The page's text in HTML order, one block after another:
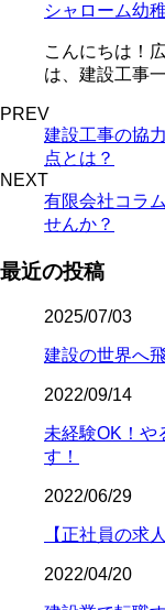
シャローム幼
こんにちは！
は、建設工事
PREV
建設工事の協
点とは？
NEXT
有限会社コラ
せんか？
最近の投稿
2025/07/03
建設の世界へ
2022/09/14
未経験OK！や
す！
2022/06/29
【正社員の求
2022/04/20